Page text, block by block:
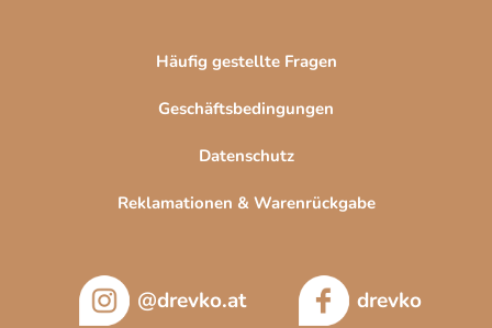
Häufig gestellte Fragen
Geschäftsbedingungen
Datenschutz
Reklamationen & Warenrückgabe
@drevko.at drevko